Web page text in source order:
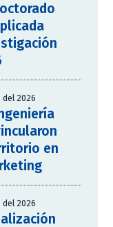
2026
en
2026